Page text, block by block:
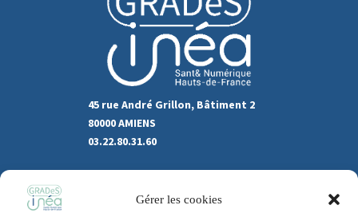
Gérer les cookies
45 rue André Grillon, Bâtiment 2
80000 AMIENS
03.22.80.31.60
Marchés publics